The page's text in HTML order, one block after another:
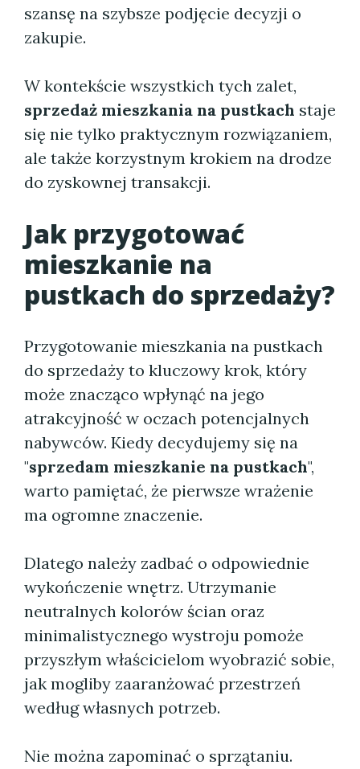
szansę na szybsze podjęcie decyzji o
zakupie.
W kontekście wszystkich tych zalet,
sprzedaż mieszkania na pustkach staje
się nie tylko praktycznym rozwiązaniem,
ale także korzystnym krokiem na drodze
do zyskownej transakcji.
Jak przygotować
mieszkanie na
pustkach do sprzedaży?
Przygotowanie mieszkania na pustkach
do sprzedaży to kluczowy krok, który
może znacząco wpłynąć na jego
atrakcyjność w oczach potencjalnych
nabywców. Kiedy decydujemy się na
"sprzedam mieszkanie na pustkach",
warto pamiętać, że pierwsze wrażenie
ma ogromne znaczenie.
Dlatego należy zadbać o odpowiednie
wykończenie wnętrz. Utrzymanie
neutralnych kolorów ścian oraz
minimalistycznego wystroju pomoże
przyszłym właścicielom wyobrazić sobie,
jak mogliby zaaranżować przestrzeń
według własnych potrzeb.
Nie można zapominać o sprzątaniu.